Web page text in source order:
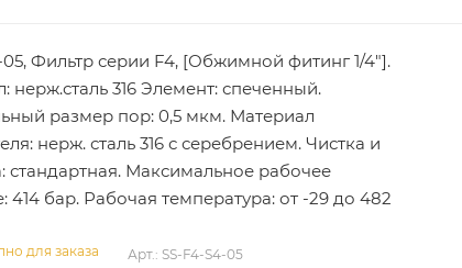
05, Фильтр серии F4, [Обжимной фитинг 1/4"].
нерж.сталь 316 Элемент: спеченный.
размер пор: 0,5 мкм. Материал
нерж. сталь 316 с серебрением. Чистка и
стандартная. Максимальное рабочее
414 бар. Рабочая температура: от -29 до 482
для заказа Арт.: SS-F4-S4-05